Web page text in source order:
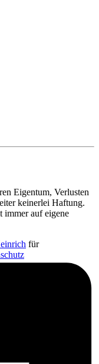
Eigentum, Verlusten
keinerlei Haftung.
immer auf eigene
für